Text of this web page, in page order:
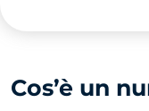
Cos’è un